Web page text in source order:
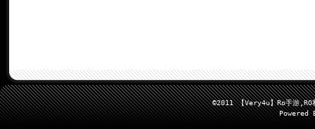
©2011 【Very4u】Ro手游,RO
Powered